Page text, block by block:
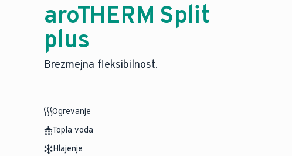
aroTHERM Split
plus
Brezmejna fleksibilnost.
Ogrevanje
Topla voda
Hlajenje